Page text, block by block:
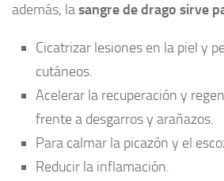
además, lasangre de drago sirve
Cicatrizar lesiones en la piel y
cutáneos.
Acelerar la recuperación y
frente a desgarros y arañazos.
Para calmar la picazón y el
Reducir la inflamación.